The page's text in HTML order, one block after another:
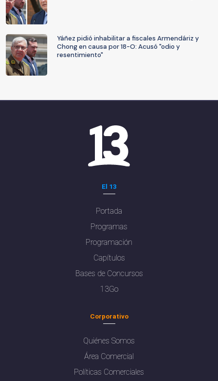
Yáñez pidió inhabilitar a fiscales Armendáriz y
Chong en causa por 18-O: Acusó "odio y
resentimiento"
El 13
Portada
Programas
Programación
Capítulos
Bases de Concursos
13Go
Corporativo
Quiénes Somos
Área Comercial
Políticas Comerciales